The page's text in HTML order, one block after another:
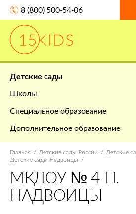
8 (800) 500-54-06
Детские сады
Школы
Специальное образование
Дополнительное образование
Главная Детские сады России
Детские
Детские сады Надвоицы
МКДОУ № 4 П.
НАДВОИЦЫ